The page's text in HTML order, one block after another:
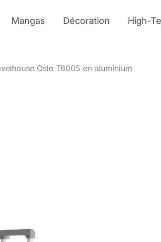
Mangas Décoration High-
Oslo T6005 en aluminium